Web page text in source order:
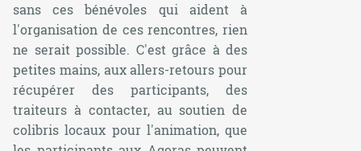
sans ces bénévoles qui aident à
l'organisation de ces rencontres, rien
ne serait possible. C'est grâce à des
petites mains, aux allers-retours pour
récupérer des participants, des
traiteurs à contacter, au soutien de
colibris locaux pour l'animation, que